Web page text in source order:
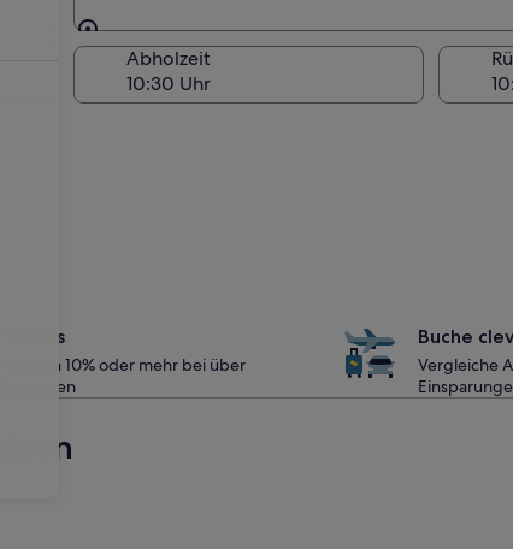
Am Abholort
Abholzeit
etwas
sparen 10% oder mehr bei über
Buche
Vergleiche